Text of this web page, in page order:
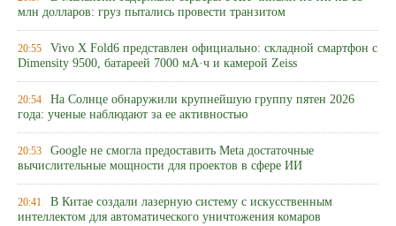
млн долларов: груз пытались провести транзитом
20:55 Vivo X Fold6 представлен официально: складной смартфон с
Dimensity 9500, батареей 7000 мА·ч и камерой Zeiss
20:54 На Солнце обнаружили крупнейшую группу пятен 2026
года: ученые наблюдают за ее активностью
20:53 Google не смогла предоставить Meta достаточные
вычислительные мощности для проектов в сфере ИИ
20:41 В Китае создали лазерную систему с искусственным
интеллектом для автоматического уничтожения комаров